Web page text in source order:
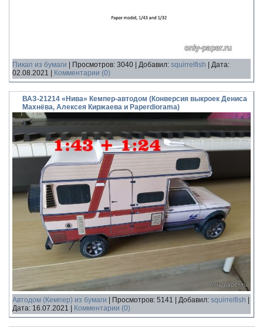
Пикап из бумаги | Просмотров: 3040 | Добавил: squirrelfish | Дата:
02.08.2021 | Комментарии (0)
ВАЗ-21214 «Нива» Кемпер-автодом (Конверсия выкроек Дениса
Махнёва, Алексея Киржаева и Paperdiorama)
Автодом (Кемпер) из бумаги Просмотров: 5141 Добавил: squirrelfish
Дата: 16.07.2021 Комментарии (0)